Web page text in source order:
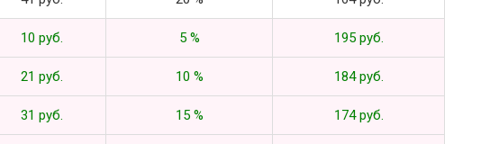
10 руб. 5 % 195 руб.
21 руб. 10 % 184 руб.
31 руб. 15 % 174 руб.